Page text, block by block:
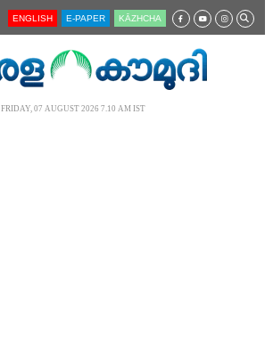
ENGLISH E-PAPER KĀZHCHA
FRIDAY, 07 AUGUST 2026 7.10 AM IST